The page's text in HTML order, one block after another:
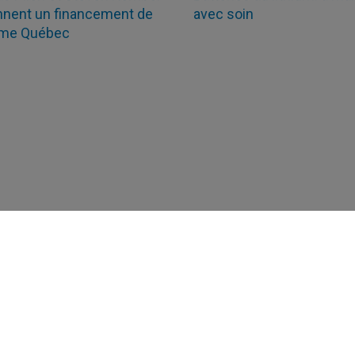
un financement de
Québec
avec soin